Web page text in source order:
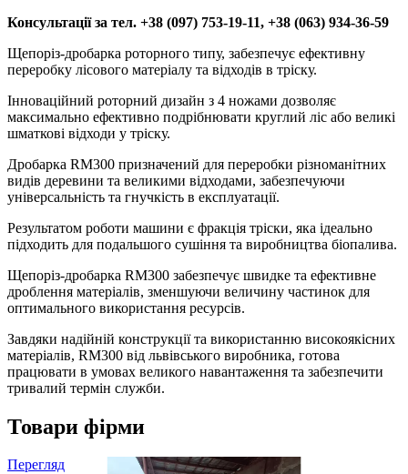
Консультації за тел. +38 (097) 753-19-11, +38 (063) 934-36-59
Щепоріз-дробарка роторного типу, забезпечує ефективну
переробку лісового матеріалу та відходів в тріску.
Інноваційний роторний дизайн з 4 ножами дозволяє
максимально ефективно подрібнювати круглий ліс або великі
шматкові відходи у тріску.
Дробарка RM300 призначений для переробки різноманітних
видів деревини та великими відходами, забезпечуючи
універсальність та гнучкість в експлуатації.
Результатом роботи машини є фракція тріски, яка ідеально
підходить для подальшого сушіння та виробництва біопалива.
Щепоріз-дробарка RM300 забезпечує швидке та ефективне
дроблення матеріалів, зменшуючи величину частинок для
оптимального використання ресурсів.
Завдяки надійній конструкції та використанню високоякісних
матеріалів, RM300 від львівського виробника, готова
працювати в умовах великого навантаження та забезпечити
тривалий термін служби.
Товари фірми
Перегляд